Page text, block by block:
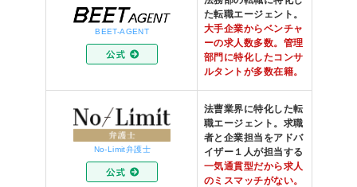
BEET-AGENT
た転職エージェント。
大手企業からベンチャ
ーの求人数多数。管理
部門に特化したコンサ
ルタントが多数在籍。
No-Limit弁護士
法曹業界に特化した転
職エージェント。求職
者と企業担当をアドバ
イザー１人が担当する
一気通貫型だから求人
のミスマッチがない。